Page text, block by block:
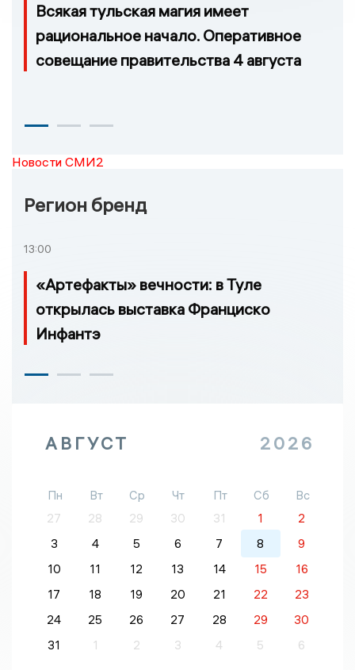
Всякая тульская магия имеет
рациональное начало. Оперативное
совещание правительства 4 августа
Новости СМИ2
Регион бренд
13:00
«Артефакты» вечности: в Туле
открылась выставка Франциско
Инфантэ
АВГУСТ 2026
Пн Вт Ср Чт Пт Сб
Вс
27
28 29 30 31 1
2
3
4 5 6 7 8
9
10
11 12 13 14 15
16
17
18 19 20 21 22
23
24
25 26 27 28 29
30
31
1 2 3 4 5 6